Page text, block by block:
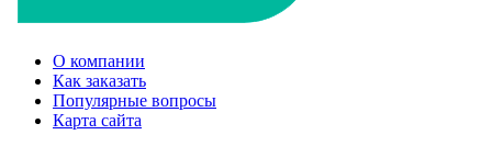
О компании
Как заказать
Популярные вопросы
Карта сайта